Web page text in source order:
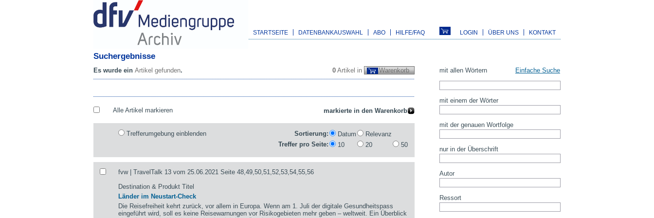
STARTSEITE DATENBANKAUSWAHL ABO HILFE/FAQ LOGIN ÜBER UNS KONTAKT
Suchergebnisse
0 Artikel in Warenkorb
Es wurde ein Artikel gefunden.
Alle Artikel markieren
Trefferumgebung einblenden Sortierung: Datum
Relevanz
Treffer pro Seite:
10 20 50
fvw | TravelTalk 13 vom 25.06.2021 Seite 48,49,50,51,52,53,54,55,56
Destination & Produkt Titel
Länder im Neustart-Check
Die Reisefreiheit kehrt zurück, vor allem in Europa. Wenn am 1. Juli der digitale Gesundheitspass
eingeführt wird, soll es keine Reisewarnungen vor Risikogebieten mehr geben – weltweit. Ein Überblick
mit allen Wörtern Einfache Suche
mit einem der Wörter
mit der genauen Wortfolge
nur in der Überschrift
Autor
Ressort